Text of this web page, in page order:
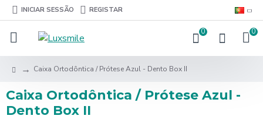
INICIAR SESSÃO REGISTAR
0 0
Caixa Ortodôntica / Prótese Azul - Dento Box II
Caixa Ortodôntica / Prótese Azul -
Dento Box II